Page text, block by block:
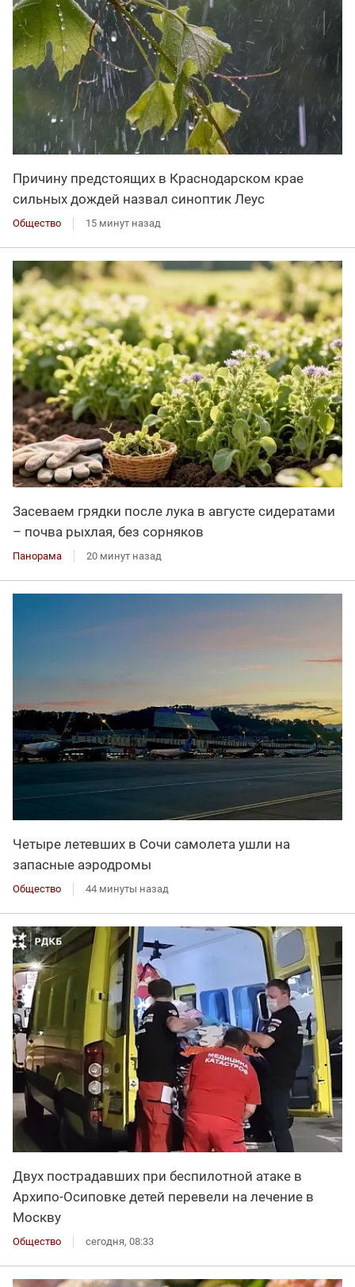
Причину предстоящих в Краснодарском крае
сильных дождей назвал синоптик Леус
Общество 15 минут назад
Засеваем грядки после лука в августе сидератами
– почва рыхлая, без сорняков
Панорама 20 минут назад
Четыре летевших в Сочи самолета ушли на
запасные аэродромы
Общество 44 минуты назад
Двух пострадавших при беспилотной атаке в
Архипо-Осиповке детей перевели на лечение в
Москву
Общество сегодня, 08:33